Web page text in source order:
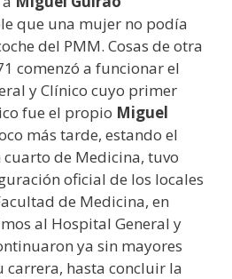
que una mujer no podía
del PMM. Cosas de otra
comenzó a funcionar el
y Clínico cuyo primer
fue el propio Miguel
más tarde, estando el
de Medicina, tuvo
oficial de los locales
de Medicina, en
al Hospital General y
ya sin mayores
carrera, hasta concluir la